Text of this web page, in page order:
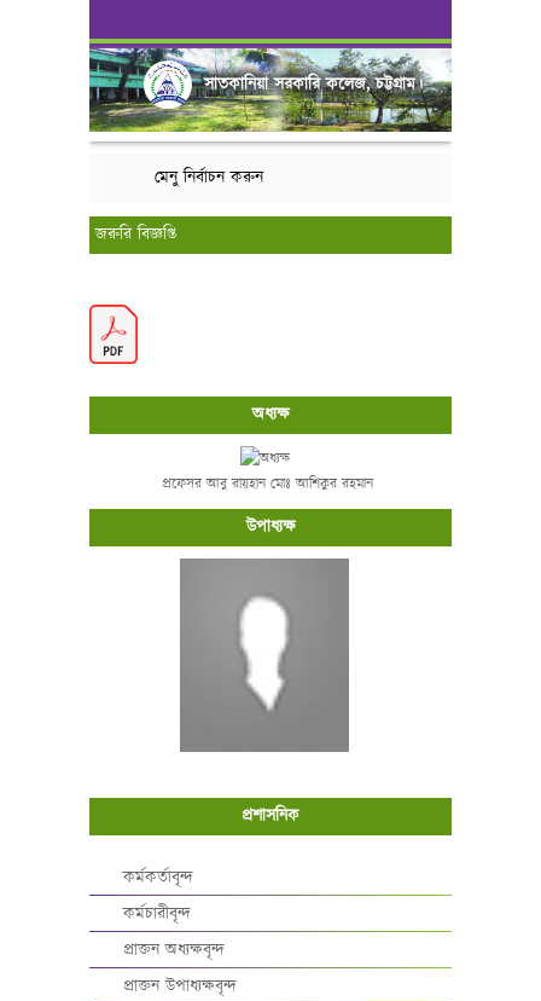
সাতকানিয়া সরকারি কলেজ, চট্টগ্রাম।
মেনু নির্বাচন করুন
জরুরি বিজ্ঞপ্তি
অধ্যক্ষ
প্রফেসর আবু রায়হান মোঃ আশিকুর রহমান
উপাধ্যক্ষ
প্রশাসনিক
কর্মকর্তাবৃন্দ
কর্মচারীবৃন্দ
প্রাক্তন অধ্যক্ষবৃন্দ
প্রাক্তন উপাধ্যক্ষবৃন্দ